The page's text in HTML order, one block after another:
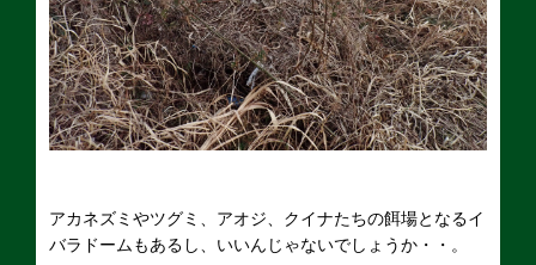
アカネズミやツグミ、アオジ、クイナたちの餌場となるイ
バラドームもあるし、いいんじゃないでしょうか・・。